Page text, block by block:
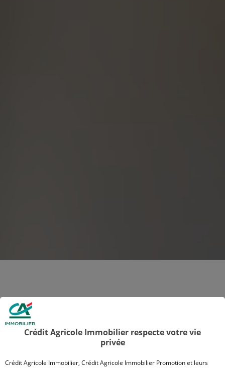
Crédit Agricole Immobilier respecte votre vie
privée
Crédit Agricole Immobilier, Crédit Agricole Immobilier Promotion et leurs